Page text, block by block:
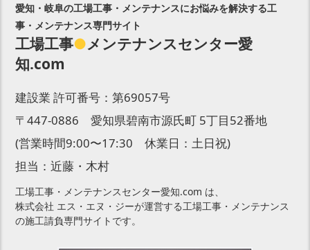
愛知・岐阜の工場工事・メンテナンスにお悩みを解決する工
事・メンテナンス専門サイト
工場工事●メンテナンスセンター愛
知.com
建設業 許可番号：第69057号
〒447-0886 愛知県碧南市源氏町 5丁目52番地
(営業時間9:00〜17:30 休業日：土日祝)
担当：近藤・木村
工場工事・メンテナンスセンター愛知.com は、
株式会社 エス・エヌ・ジーが運営する工場工事・メンテナンス
の施工請負専門サイトです。